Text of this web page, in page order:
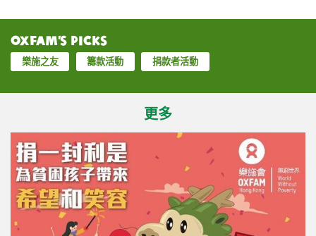
Oxfam’s Picks
樂施之友 籌款活動 捐款者活動
更多